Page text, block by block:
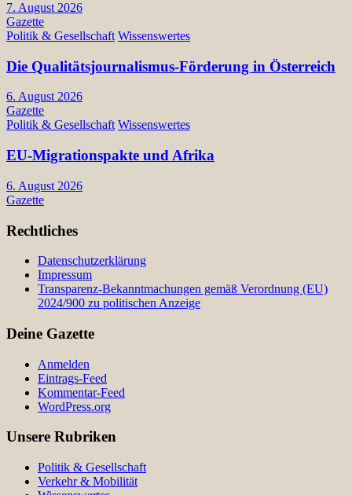
7. August 2026
Gazette
Politik & Gesellschaft Wissenswertes
Die Qualitätsjournalismus-Förderung in Österreich
6. August 2026
Gazette
Politik & Gesellschaft Wissenswertes
EU-Migrationspakte und Afrika
6. August 2026
Gazette
Rechtliches
Datenschutzerklärung
Impressum
Transparenz-Bekanntmachungen gemäß Verordnung (EU)
2024/900 zu politischen Anzeige
Deine Gazette
Anmelden
Eintrags-Feed
Kommentar-Feed
WordPress.org
Unsere Rubriken
Politik & Gesellschaft
Verkehr & Mobilität